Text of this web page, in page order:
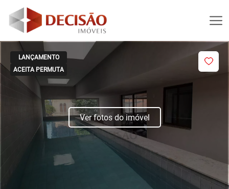
LANÇAMENTO
ACEITA PERMUTA
Ver fotos do imóvel